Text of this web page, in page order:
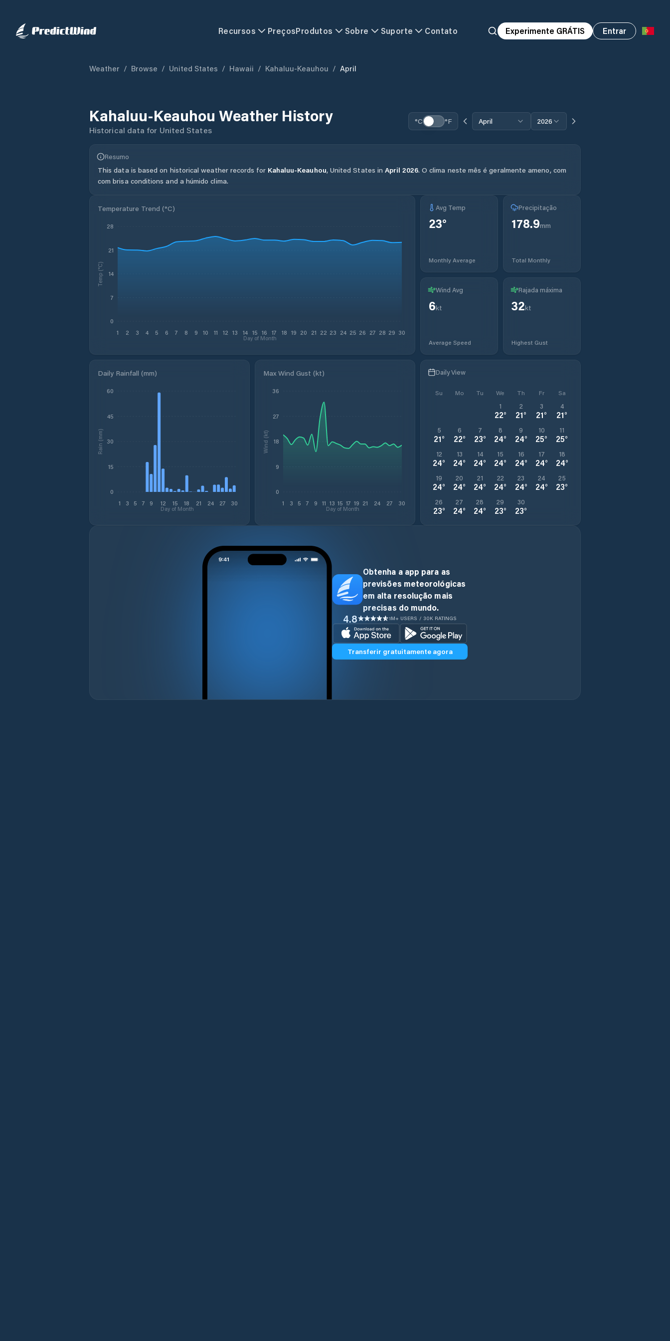
Recursos PreçosProdutos Sobre Suporte Contato Experimente GRÁTIS Entrar
Weather / Browse / United States / Hawaii / Kahaluu-Keauhou / April
Kahaluu-Keauhou Weather History
Historical data for United States
°C °F April 2026
Resumo
This data is based on historical weather records for Kahaluu-Keauhou, United States in April 2026.O clima neste mês é geralmente ameno, com
com brisa conditions and a húmido clima.
Temperature Trend (°C)
1 2 3 4 5 6 7 8 9 10 11 12 13 14 15 16 17 18 19 20 21 22 23 24 25 26 27 28 29 30
Day of Month
0
7
14
21
28
Temp (°C)
Avg Temp
23°
Monthly Average
Precipitação
178.9mm
Total Monthly
Wind Avg
6kt
Average Speed
Rajada máxima
32kt
Highest Gust
Daily Rainfall (mm)
1 3 5 7 9 12 15 18 21 24 27 30
Day of Month
0
15
30
45
60
Rain (mm)
Max Wind Gust (kt)
1 3 5 7 9 11 13 15 17 19 21 24 27 30
Day of Month
0
9
18
27
36
Wind (kt)
Daily View
Su Mo Tu We Th Fr Sa
1
22°
2
21°
3
21°
4
21°
5
21°
6
22°
7
23°
8
24°
9
24°
10
25°
11
25°
12
24°
13
24°
14
24°
15
24°
16
24°
17
24°
18
24°
19
24°
20
24°
21
24°
22
24°
23
24°
24
24°
25
23°
26
23°
27
24°
28
24°
29
23°
30
23°
Obtenha a app para as
previsões meteorológicas
em alta resolução mais
precisas do mundo.
4.8 1M+ USERS / 30K RATINGS
Transferir gratuitamente agora